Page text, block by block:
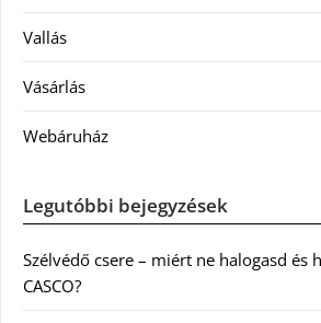
Vallás
Vásárlás
Webáruház
Legutóbbi bejegyzések
Szélvédő csere – miért ne halogasd és
CASCO?